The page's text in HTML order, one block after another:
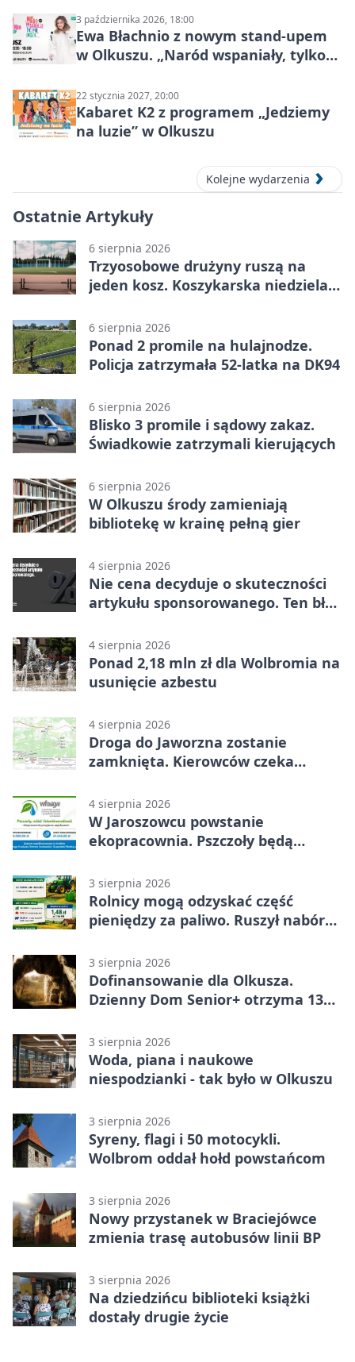
3 października 2026, 18:00
Ewa Błachnio z nowym stand-upem
w Olkuszu. „Naród wspaniały, tylko
22 stycznia 2027, 20:00
Kabaret K2 z programem „Jedziemy
na luzie” w Olkuszu
Kolejne wydarzenia
Ostatnie Artykuły
6 sierpnia 2026
Trzyosobowe drużyny ruszą na
jeden kosz. Koszykarska niedziela
6 sierpnia 2026
Ponad 2 promile na hulajnodze.
Policja zatrzymała 52-latka na DK94
6 sierpnia 2026
Blisko 3 promile i sądowy zakaz.
Świadkowie zatrzymali kierujących
6 sierpnia 2026
W Olkuszu środy zamieniają
bibliotekę w krainę pełną gier
4 sierpnia 2026
Nie cena decyduje o skuteczności
artykułu sponsorowanego. Ten błąd
4 sierpnia 2026
Ponad 2,18 mln zł dla Wolbromia na
usunięcie azbestu
4 sierpnia 2026
Droga do Jaworzna zostanie
zamknięta. Kierowców czeka
4 sierpnia 2026
W Jaroszowcu powstanie
ekopracownia. Pszczoły będą
3 sierpnia 2026
Rolnicy mogą odzyskać część
pieniędzy za paliwo. Ruszył nabór
3 sierpnia 2026
Dofinansowanie dla Olkusza.
Dzienny Dom Senior+ otrzyma 134
3 sierpnia 2026
Woda, piana i naukowe
niespodzianki - tak było w Olkuszu
3 sierpnia 2026
Syreny, flagi i 50 motocykli.
Wolbrom oddał hołd powstańcom
3 sierpnia 2026
Nowy przystanek w Braciejówce
zmienia trasę autobusów linii BP
3 sierpnia 2026
Na dziedzińcu biblioteki książki
dostały drugie życie